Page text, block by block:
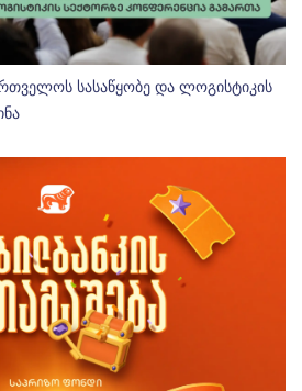
სასაწყობე და ლოგისტიკის